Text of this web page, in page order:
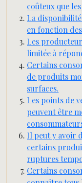
coûteux que
La
en fonction
Les
limitée à
Certains
de produits
surfaces.
Les points de
peuvent être
Il peut y avoir
certains
ruptures
Certains